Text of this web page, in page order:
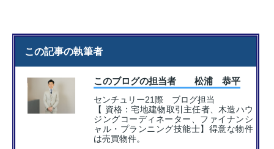
この記事の執筆者
このブログの担当者 松浦 恭平
センチュリー21際 ブログ担当
【 資格：宅地建物取引主任者、木造ハウ
ジングコーディネーター、ファイナンシ
ャル・プランニング技能士】得意な物件
は売買物件。